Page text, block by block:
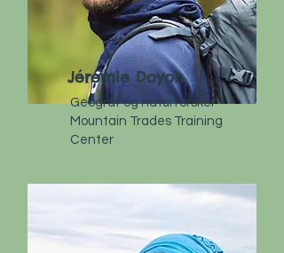
Jérémie Doyon
Geograf og naturforsker
Mountain Trades Training
Center